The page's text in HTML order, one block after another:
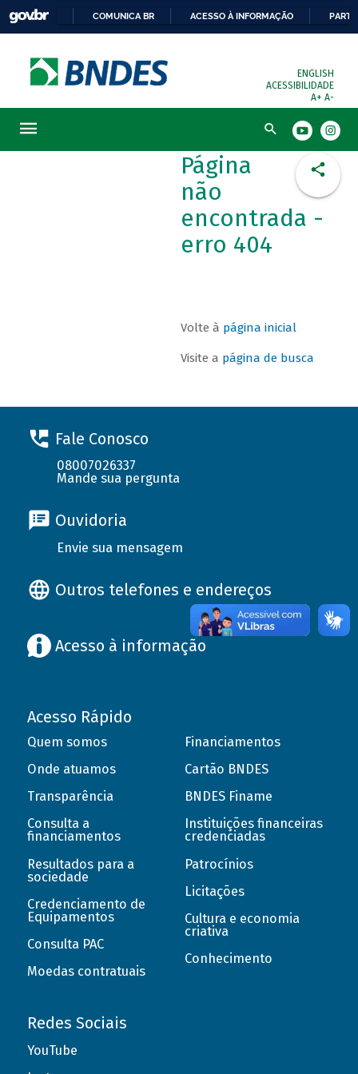
COMUNICA BR ACESSO À INFORMAÇÃO
ENGLISH
ACESSIBILIDADE
A+ A-
Busca
Página
não
encontrada -
erro 404
Volte à página inicial
Visite a página de busca
Fale Conosco
08007026337
Mande sua pergunta
Ouvidoria
Envie sua mensagem
Outros telefones e endereços
Acesso à informação
Acesso Rápido
Quem somos
Onde atuamos
Transparência
Consulta a
financiamentos
Resultados para a
sociedade
Credenciamento de
Equipamentos
Consulta PAC
Moedas contratuais
Financiamentos
Cartão BNDES
BNDES Finame
Instituições financeiras
credenciadas
Patrocínios
Licitações
Cultura e economia
criativa
Conhecimento
Redes Sociais
YouTube